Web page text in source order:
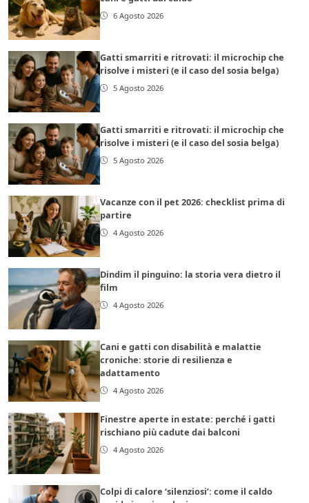
6 Agosto 2026
Gatti smarriti e ritrovati: il microchip che
risolve i misteri (e il caso del sosia belga)
5 Agosto 2026
Gatti smarriti e ritrovati: il microchip che
risolve i misteri (e il caso del sosia belga)
5 Agosto 2026
Vacanze con il pet 2026: checklist prima di
partire
4 Agosto 2026
Dindim il pinguino: la storia vera dietro il
film
4 Agosto 2026
Cani e gatti con disabilità e malattie
croniche: storie di resilienza e
adattamento
4 Agosto 2026
Finestre aperte in estate: perché i gatti
rischiano più cadute dai balconi
4 Agosto 2026
Colpi di calore ‘silenziosi’: come il caldo